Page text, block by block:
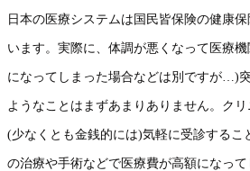
日本の医療システムは国民皆保険の健康
います。実際に、体調が悪くなって医療
になってしまった場合などは別ですが…)
ようなことはまずあまりありません。ク
(少なくとも金銭的には)気軽に受診するこ
の治療や手術などで医療費が高額になっ